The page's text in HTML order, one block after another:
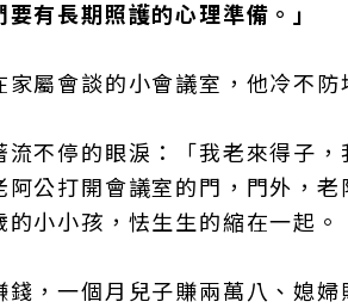
有長期照護的心理準備。」
屬會談的小會議室，他冷不防
流不停的眼淚：「我老來得子
公打開會議室的門，門外，
小小孩，怯生生的縮在一起。
錢，一個月兒子賺兩萬八、媳